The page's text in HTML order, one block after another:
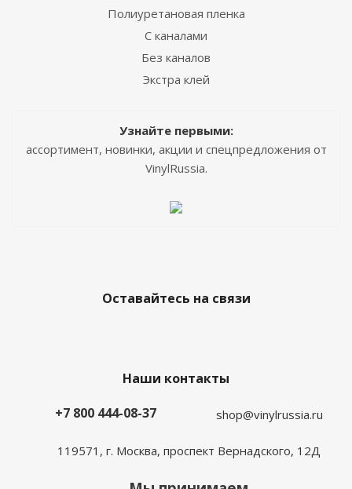
Полиуретановая пленка
С каналами
Без каналов
Экстра клей
Узнайте первыми:
ассортимент, новинки, акции и спецпредложения от
VinylRussia.
Оставайтесь на связи
Наши контакты
+7 800 444-08-37
shop@vinylrussia.ru
119571, г. Москва, проспект Вернадского, 12Д